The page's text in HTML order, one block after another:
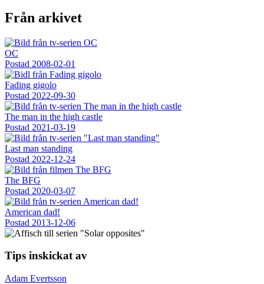
Från arkivet
OC
Postad 2008-02-01
Fading gigolo
Postad 2022-09-30
The man in the high castle
Postad 2021-03-19
Last man standing
Postad 2022-12-24
The BFG
Postad 2020-03-07
American dad!
Postad 2013-12-06
Tips inskickat av
Adam Evertsson